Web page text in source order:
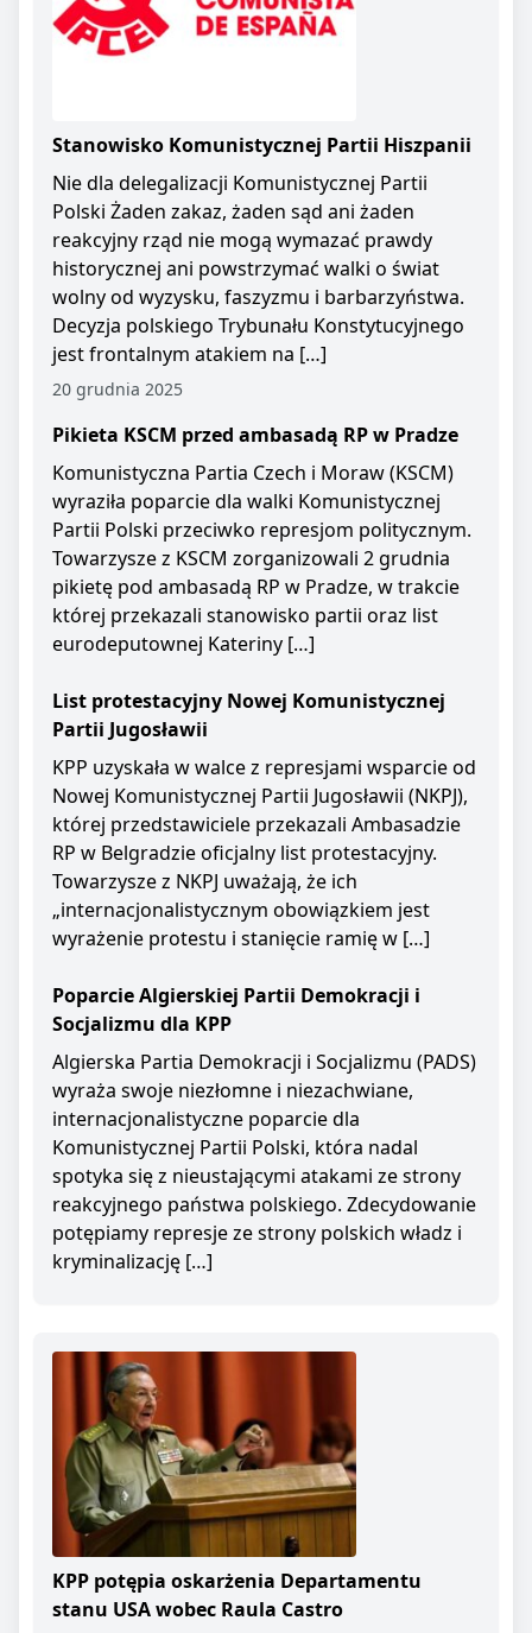
Stanowisko Komunistycznej Partii Hiszpanii
Nie dla delegalizacji Komunistycznej Partii
Polski Żaden zakaz, żaden sąd ani żaden
reakcyjny rząd nie mogą wymazać prawdy
historycznej ani powstrzymać walki o świat
wolny od wyzysku, faszyzmu i barbarzyństwa.
Decyzja polskiego Trybunału Konstytucyjnego
jest frontalnym atakiem na […]
20 grudnia 2025
Pikieta KSCM przed ambasadą RP w Pradze
Komunistyczna Partia Czech i Moraw (KSCM)
wyraziła poparcie dla walki Komunistycznej
Partii Polski przeciwko represjom politycznym.
Towarzysze z KSCM zorganizowali 2 grudnia
pikietę pod ambasadą RP w Pradze, w trakcie
której przekazali stanowisko partii oraz list
eurodeputownej Kateriny […]
List protestacyjny Nowej Komunistycznej
Partii Jugosławii
KPP uzyskała w walce z represjami wsparcie od
Nowej Komunistycznej Partii Jugosławii (NKPJ),
której przedstawiciele przekazali Ambasadzie
RP w Belgradzie oficjalny list protestacyjny.
Towarzysze z NKPJ uważają, że ich
„internacjonalistycznym obowiązkiem jest
wyrażenie protestu i stanięcie ramię w […]
Poparcie Algierskiej Partii Demokracji i
Socjalizmu dla KPP
Algierska Partia Demokracji i Socjalizmu (PADS)
wyraża swoje niezłomne i niezachwiane,
internacjonalistyczne poparcie dla
Komunistycznej Partii Polski, która nadal
spotyka się z nieustającymi atakami ze strony
reakcyjnego państwa polskiego. Zdecydowanie
potępiamy represje ze strony polskich władz i
kryminalizację […]
KPP potępia oskarżenia Departamentu
stanu USA wobec Raula Castro